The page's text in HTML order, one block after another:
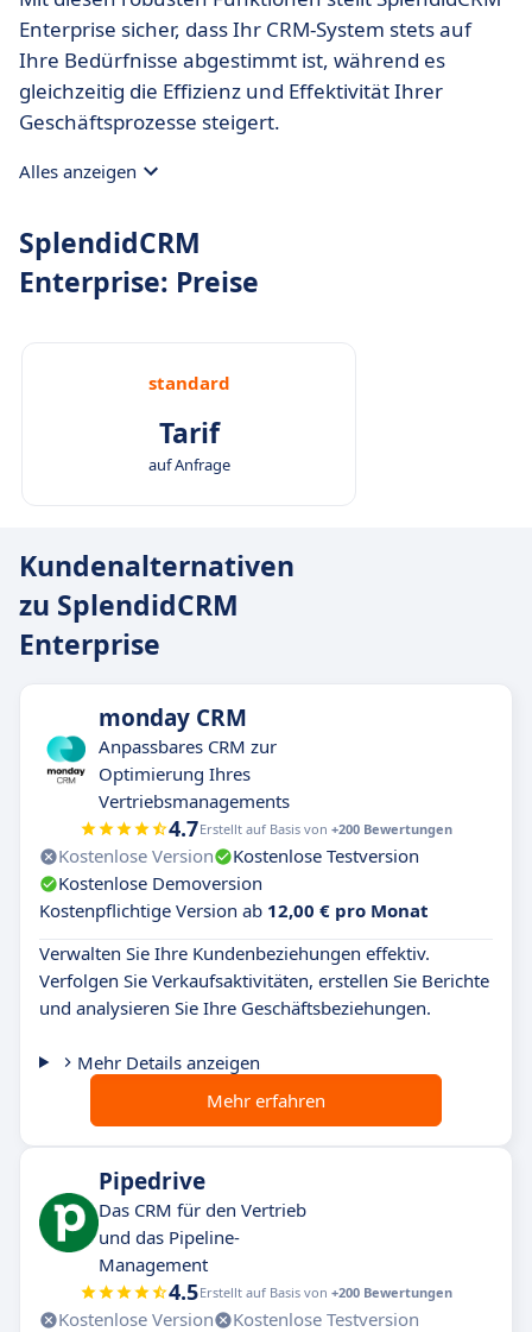
Enterprise sicher, dass Ihr CRM-System stets auf
Ihre Bedürfnisse abgestimmt ist, während es
gleichzeitig die Effizienz und Effektivität Ihrer
Geschäftsprozesse steigert.
Alles anzeigen
SplendidCRM
Enterprise: Preise
standard
Tarif
auf Anfrage
Kundenalternativen
zu SplendidCRM
Enterprise
monday CRM
Anpassbares CRM zur
Optimierung Ihres
Vertriebsmanagements
4.7Erstellt auf Basis von +200 Bewertungen
Kostenlose Version
Kostenlose Testversion
Kostenlose Demoversion
Kostenpflichtige Version ab 12,00 € pro Monat
Verwalten Sie Ihre Kundenbeziehungen effektiv.
Verfolgen Sie Verkaufsaktivitäten, erstellen Sie Berichte
und analysieren Sie Ihre Geschäftsbeziehungen.
Mehr Details anzeigen
Mehr erfahren
Pipedrive
Das CRM für den Vertrieb
und das Pipeline-
Management
4.5Erstellt auf Basis von +200 Bewertungen
Kostenlose Version
Kostenlose Testversion